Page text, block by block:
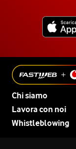
Chi siamo
Lavora con noi
Whistleblowing